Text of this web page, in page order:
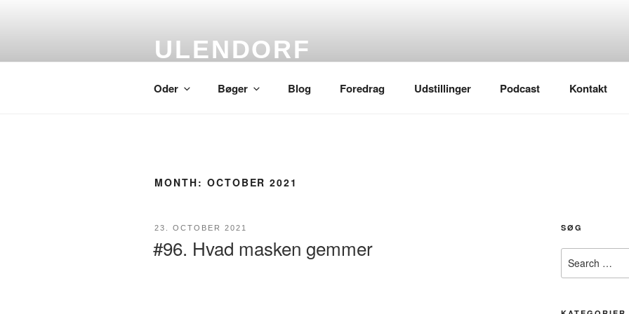
ULENDORF
Oder Bøger Blog Foredrag Udstillinger Podcast Kontakt
MONTH: OCTOBER 2021
POSTED
23. OCTOBER 2021
#96. Hvad masken gemmer
SØG
for: